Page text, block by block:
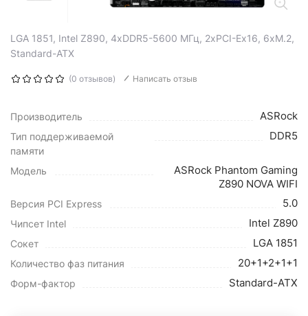
LGA 1851, Intel Z890, 4xDDR5-5600 МГц, 2xPCI-Ex16, 6xM.2,
Standard-ATX
(0 отзывов) Написать отзыв
Производитель ASRock
Тип поддерживаемой
памяти
DDR5
Модель
ASRock Phantom Gaming
Z890 NOVA WIFI
Версия PCI Express 5.0
Чипсет Intel Intel Z890
Сокет LGA 1851
Количество фаз питания 20+1+2+1+1
Форм-фактор Standard-ATX